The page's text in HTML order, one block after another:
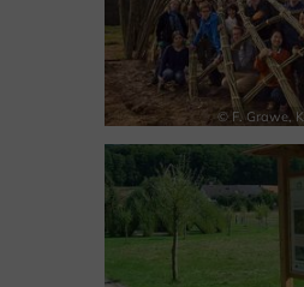
© F. Grawe,